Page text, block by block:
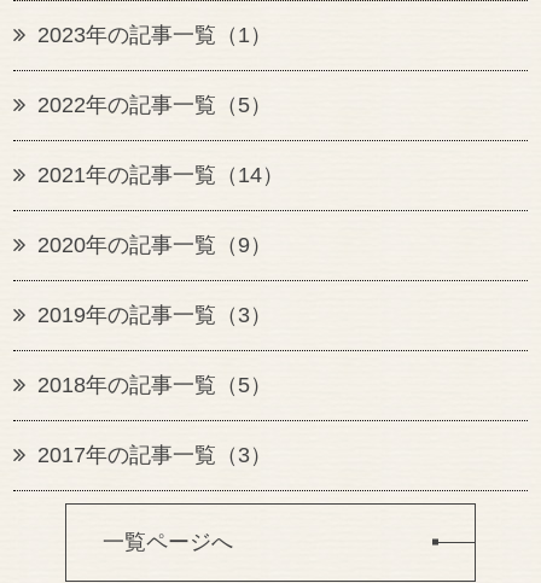
2023年の記事一覧（1）
2022年の記事一覧（5）
2021年の記事一覧（14）
2020年の記事一覧（9）
2019年の記事一覧（3）
2018年の記事一覧（5）
2017年の記事一覧（3）
一覧ページへ